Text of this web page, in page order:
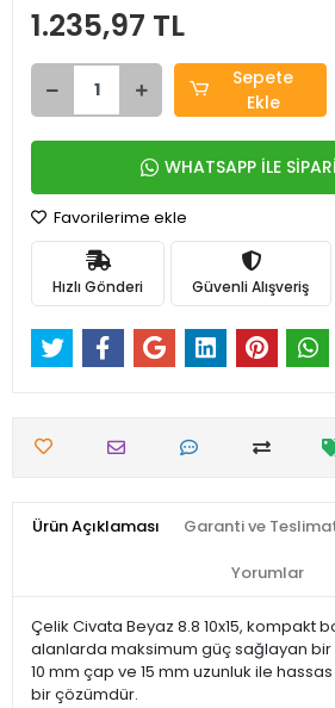
1.235,97 TL
Sepete
Ekle
WHATSAPP İLE
Favorilerime ekle
Hızlı Gönderi Güvenli Alışveriş
Ürün Açıklaması Garanti ve
Yorumlar
Çelik Civata Beyaz 8.8 10x15, kompakt
alanlarda maksimum güç sağlayan bir
10 mm çap ve 15 mm uzunluk ile
bir çözümdür.